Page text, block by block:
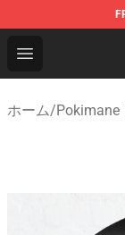
Open menu
Pokimane
ホーム/Pokimane